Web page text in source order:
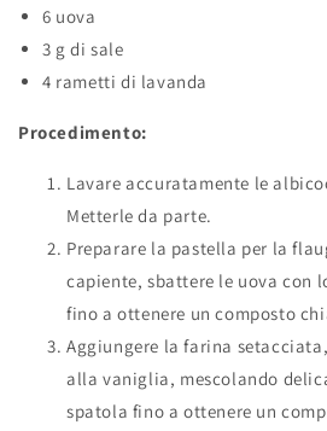
6 uova
3 g di sale
4 rametti di lavanda
Procedimento:
Lavare accuratamente le
Metterle da parte.
Preparare la pastella per la
capiente, sbattere le uova con
fino a ottenere un composto
Aggiungere la farina
alla vaniglia, mescolando
spatola fino a ottenere un